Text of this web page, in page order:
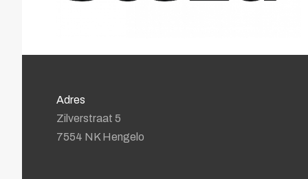
Adres
Zilverstraat 5
7554 NK Hengelo